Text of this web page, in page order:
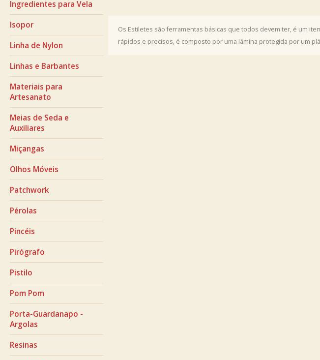
Ingredientes para Vela
Isopor
Linha de Nylon
Linhas e Barbantes
Materiais para
Artesanato
Meias de Seda e
Auxiliares
Miçangas
Olhos Móveis
Patchwork
Pérolas
Pincéis
Pirógrafo
Pistilo
Pom Pom
Porta-Guardanapo -
Argolas
Resinas
Os Estiletes são ferramentas básicas que todos devem ter, é um
rápidos e precisos, é composto por uma lâmina protegida por um